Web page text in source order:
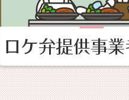
5・6話
理センター
涼さん、瀧本
さん、真飛聖